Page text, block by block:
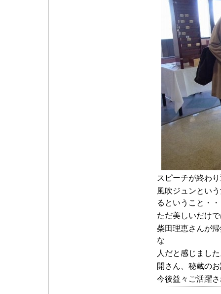
スピーチが終わ
風吹ジュンとい
るということ・
ただ美しいだけ
柴田理恵さんが
な
人だと感じまし
開さん、秘蔵の
今後益々ご活躍